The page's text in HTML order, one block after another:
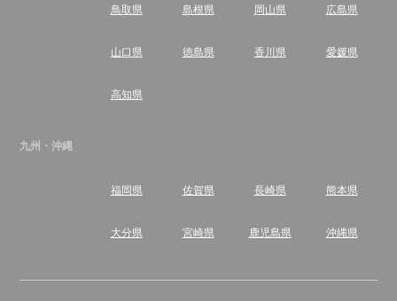
鳥取県 島根県 岡山県 広島県
山口県 徳島県 香川県 愛媛県
高知県
九州・沖縄
福岡県 佐賀県 長崎県 熊本県
大分県 宮崎県 鹿児島県 沖縄県